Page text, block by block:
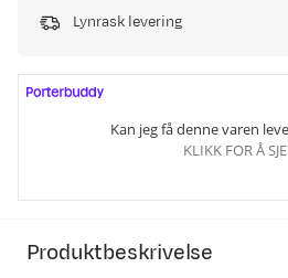
Lynrask levering
Kan jeg få denne varen
KLIKK FOR Å
Produktbeskrivelse